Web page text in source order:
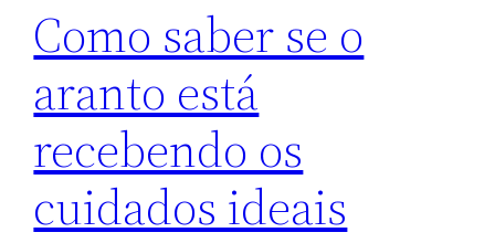
Como saber se o
aranto está
recebendo os
cuidados ideais